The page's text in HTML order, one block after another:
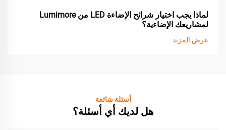
لماذا يجب اختيار شرائح الإضاءة LED من Lumimore
لمشاريعك الإضاءية؟
عرض المزيد
أسئلة شائعة
هل لديك أي أسئلة؟